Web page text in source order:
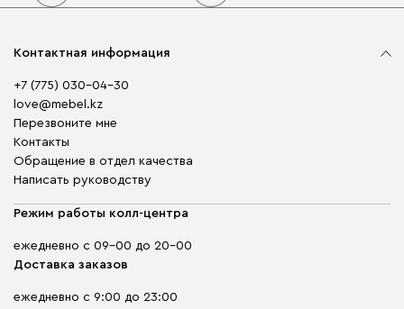
Контактная информация
+7 (775) 030-04-30
love@mebel.kz
Перезвоните мне
Контакты
Обращение в отдел качества
Написать руководству
Режим работы колл-центра
ежедневно с 09-00 до 20-00
Доставка заказов
ежедневно с 9:00 до 23:00